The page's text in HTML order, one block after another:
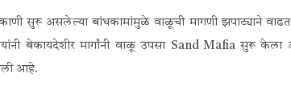
सुरू असलेल्या बांधकामांमुळे वाळूची मागणी झपाट्याने
बेकायदेशीर मार्गांनी वाळू उपसा Sand Mafia सुरू केला
आहे.